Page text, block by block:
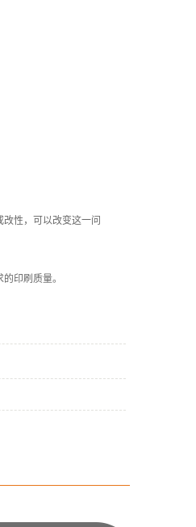
性，可以改变这一问
印刷质量。